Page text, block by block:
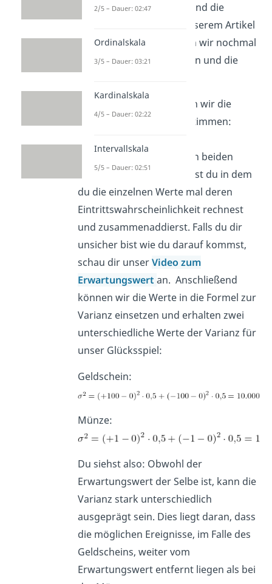
einsetzenund anschließend die
. In unserem Artikel
Varianz berechnen
gehen wir nochmal
genauer auf das Vorgehen und die
In diesem Beispiel können wir die
Varianz ganz einfach bestimmen:
Erwartungswert. Der ist in beiden
Fällen 0. Diesen berechnest du in dem
du die einzelnen Werte mal deren
Eintrittswahrscheinlichkeit rechnest
und zusammenaddierst. Falls du dir
unsicher bist wie du darauf kommst,
schau dir unserVideo zum
Erwartungswert an. Anschließend
können wir die Werte in die Formel zur
Varianz einsetzen und erhalten zwei
unterschiedliche Werte der Varianz für
unser Glücksspiel:
Geldschein:
Münze:
Du siehst also: Obwohl der
Erwartungswert der Selbe ist, kann die
Varianz stark unterschiedlich
ausgeprägt sein. Dies liegt daran, dass
die möglichen Ereignisse, im Falle des
Geldscheins, weiter vom
Erwartungswert entfernt liegen als bei
2/5 – Dauer: 02:47
Ordinalskala
3/5 – Dauer: 03:21
Kardinalskala
4/5 – Dauer: 02:22
Intervallskala
5/5 – Dauer: 02:51